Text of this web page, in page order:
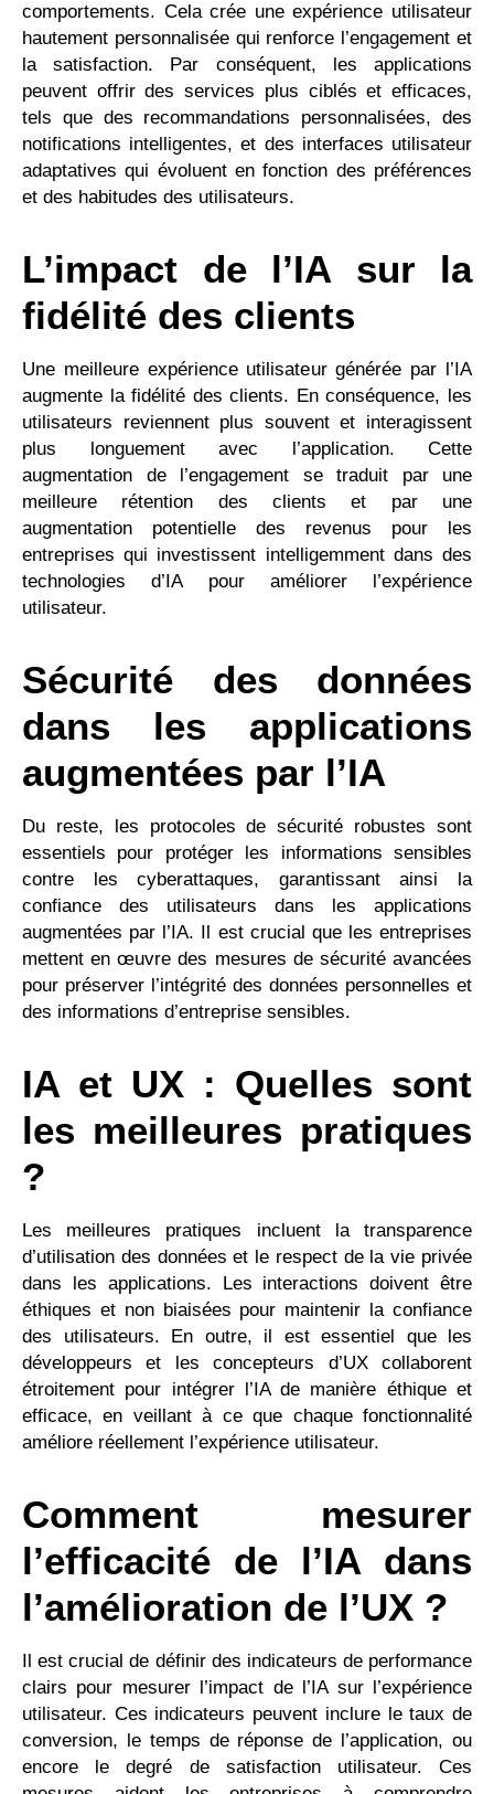
comportements. Cela crée une expérience utilisateur
hautement personnalisée qui renforce l’engagement et
la satisfaction. Par conséquent, les applications
peuvent offrir des services plus ciblés et efficaces,
tels que des recommandations personnalisées, des
notifications intelligentes, et des interfaces utilisateur
adaptatives qui évoluent en fonction des préférences
et des habitudes des utilisateurs.
L’impact de l’IA sur la
fidélité des clients
Une meilleure expérience utilisateur générée par l’IA
augmente la fidélité des clients. En conséquence, les
utilisateurs reviennent plus souvent et interagissent
plus longuement avec l’application. Cette
augmentation de l’engagement se traduit par une
meilleure rétention des clients et par une
augmentation potentielle des revenus pour les
entreprises qui investissent intelligemment dans des
technologies d’IA pour améliorer l’expérience
utilisateur.
Sécurité des données
dans les applications
augmentées par l’IA
Du reste, les protocoles de sécurité robustes sont
essentiels pour protéger les informations sensibles
contre les cyberattaques, garantissant ainsi la
confiance des utilisateurs dans les applications
augmentées par l’IA. Il est crucial que les entreprises
mettent en œuvre des mesures de sécurité avancées
pour préserver l’intégrité des données personnelles et
des informations d’entreprise sensibles.
IA et UX : Quelles sont
les meilleures pratiques
?
Les meilleures pratiques incluent la transparence
d’utilisation des données et le respect de la vie privée
dans les applications. Les interactions doivent être
éthiques et non biaisées pour maintenir la confiance
des utilisateurs. En outre, il est essentiel que les
développeurs et les concepteurs d’UX collaborent
étroitement pour intégrer l’IA de manière éthique et
efficace, en veillant à ce que chaque fonctionnalité
améliore réellement l’expérience utilisateur.
Comment mesurer
l’efficacité de l’IA dans
l’amélioration de l’UX ?
Il est crucial de définir des indicateurs de performance
clairs pour mesurer l’impact de l’IA sur l’expérience
utilisateur. Ces indicateurs peuvent inclure le taux de
conversion, le temps de réponse de l’application, ou
encore le degré de satisfaction utilisateur. Ces